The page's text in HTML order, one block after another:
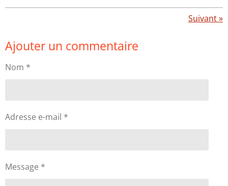
Suivant»
Ajouter un commentaire
Nom *
Adresse e-mail *
Message *